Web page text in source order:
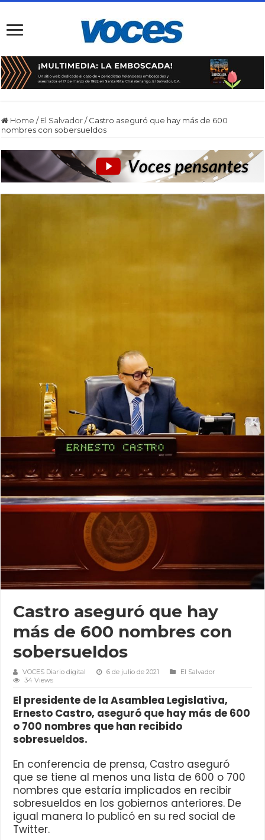
Home / El Salvador / Castro aseguró que hay más de 600
nombres con sobersueldos
Castro aseguró que hay
más de 600 nombres con
sobersueldos
VOCES Diario digital 6 de julio de 2021
El Salvador
34 Views
El presidente de la Asamblea Legislativa,
Ernesto Castro, aseguró que hay más de 600
o 700 nombres que han recibido
sobresueldos.
En conferencia de prensa, Castro aseguró
que se tiene al menos una lista de 600 o 700
nombres que estaría implicados en recibir
sobresueldos en los gobiernos anteriores. De
igual manera lo publicó en su red social de
Twitter.